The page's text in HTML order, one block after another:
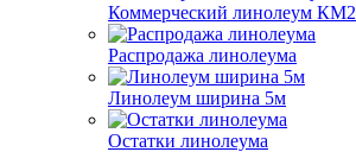
Коммерческий линолеум КМ2
Распродажа линолеума
Линолеум ширина 5м
Остатки линолеума